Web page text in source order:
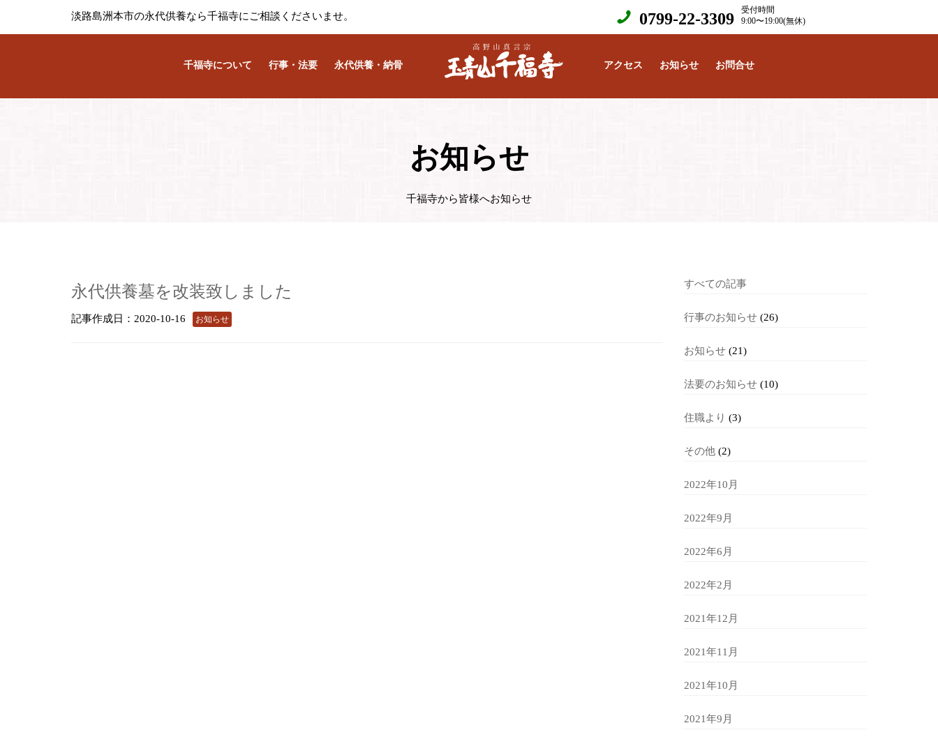
淡路島洲本市の永代供養なら千福寺にご相談くださいませ。 0799-22-3309
受付時間
9:00〜19:00(無休)
千福寺について 行事・法要 永代供養・納骨 アクセス お知らせ お問合せ
お知らせ
千福寺から皆様へお知らせ
永代供養墓を改装致しました
記事作成日：2020-10-16 お知らせ
すべての記事
行事のお知らせ(26)
お知らせ(21)
法要のお知らせ(10)
住職より (3)
その他(2)
2022年10月
2022年9月
2022年6月
2022年2月
2021年12月
2021年11月
2021年10月
2021年9月